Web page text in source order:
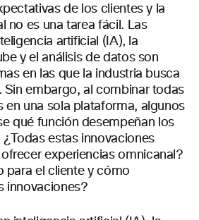
de los clientes y la
no es una tarea fácil. Las
artificial (IA), la
y el análisis de datos son
en las que la industria busca
Sin embargo, al combinar todas
en una sola plataforma, algunos
qué función desempeñan los
estas innovaciones
experiencias omnicanal?
para el cliente y cómo
innovaciones?